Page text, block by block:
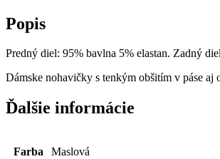
Popis
Predný diel: 95% bavlna 5% elastan. Zadný
Dámske nohavičky s tenkým obšitím v páse
Ďalšie informácie
Farba Maslová